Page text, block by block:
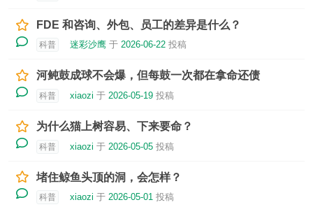
FDE 和咨询、外包、员工的差异是什么？
科普 迷彩沙鹰 于 2026-06-22 投稿
河鲀鼓成球不会爆，但每鼓一次都在拿命还债
科普 xiaozi 于 2026-05-19 投稿
为什么猫上树容易、下来要命？
科普 xiaozi 于 2026-05-05 投稿
堵住鲸鱼头顶的洞，会怎样？
科普 xiaozi 于 2026-05-01 投稿